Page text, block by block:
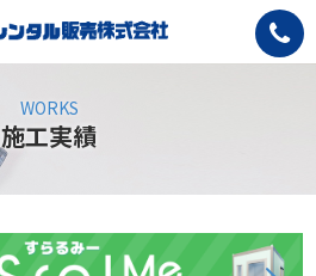
WORKS
施工実績